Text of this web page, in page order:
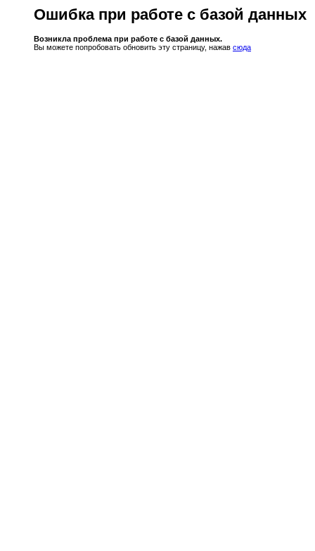
Ошибка при работе с базой данных
Возникла проблема при работе с базой данных.
Вы можете попробовать обновить эту страницу, нажав сюда